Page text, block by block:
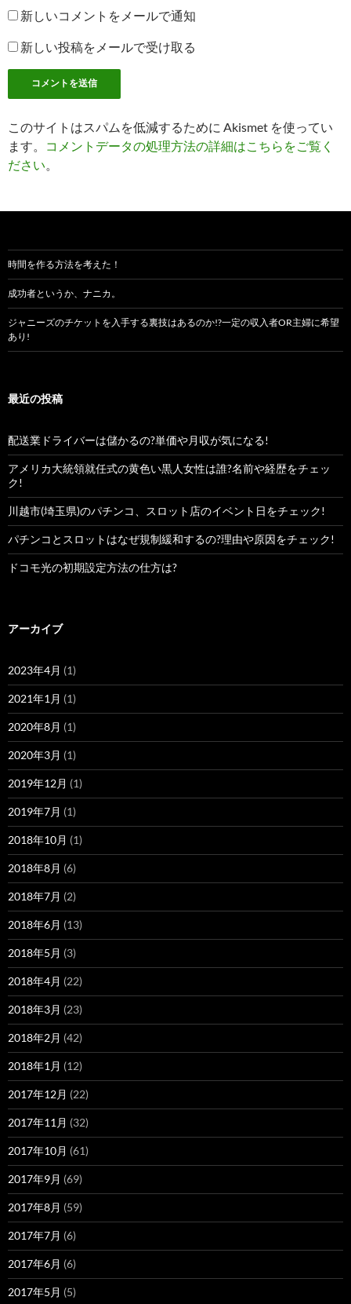
新しいコメントをメールで通知
新しい投稿をメールで受け取る
このサイトはスパムを低減するために Akismet を使ってい
ます。
コメントデータの処理方法の詳細はこちらをご覧く
ださい。
時間を作る方法を考えた！
成功者というか、ナニカ。
ジャニーズのチケットを入手する裏技はあるのか!?一定の収入者OR主婦に希望
あり!
最近の投稿
配送業ドライバーは儲かるの?単価や月収が気になる!
アメリカ大統領就任式の黄色い黒人女性は誰?名前や経歴をチェッ
ク!
川越市(埼玉県)のパチンコ、スロット店のイベント日をチェック!
パチンコとスロットはなぜ規制緩和するの?理由や原因をチェック!
ドコモ光の初期設定方法の仕方は?
アーカイブ
2023年4月 (1)
2021年1月 (1)
2020年8月 (1)
2020年3月 (1)
2019年12月 (1)
2019年7月 (1)
2018年10月 (1)
2018年8月 (6)
2018年7月 (2)
2018年6月 (13)
2018年5月 (3)
2018年4月 (22)
2018年3月 (23)
2018年2月 (42)
2018年1月 (12)
2017年12月 (22)
2017年11月 (32)
2017年10月 (61)
2017年9月 (69)
2017年8月 (59)
2017年7月 (6)
2017年6月 (6)
2017年5月 (5)